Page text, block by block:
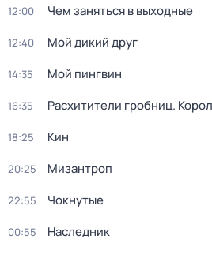
12:00 Чем заняться в выходные
12:40 Мой дикий друг
14:35 Мой пингвин
16:35 Расхитители гробниц.
18:25 Кин
20:25 Мизантроп
22:55 Чокнутые
00:55 Наследник